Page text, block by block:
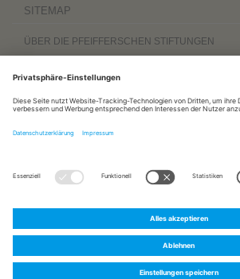
SITEMAP
ÜBER DIE PFEIFFERSCHEN STIFTUNGEN
Komplexträger und bieten
Menschen mit Behinderung, außerdemWerkstättenmit
hinaus sind sie zu 100 Prozent am
www.pfeiffersche-stiftungen.de
ZERTIFIZIERUNG FOLGEN SIE
Pfeiffersche
Stiftungen